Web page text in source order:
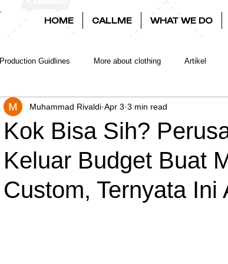
HOME CALLME WHAT WE DO
Production Guidlines More about clothing Artikel
Kok Bisa Sih?
Keluar Budget Buat
Custom, Ternyata Ini
Muhammad Rivaldi Apr 3 3 min read